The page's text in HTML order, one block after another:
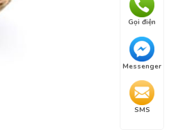
Gọi điện
Messenger
SMS